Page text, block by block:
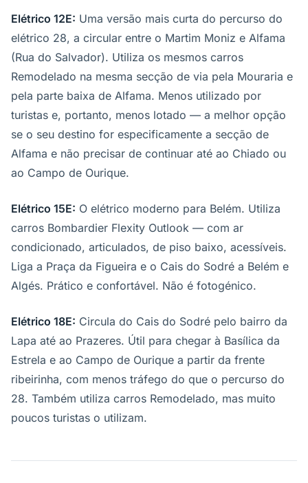
Elétrico 12E: Uma versão mais curta do percurso do
elétrico 28, a circular entre o Martim Moniz e Alfama
(Rua do Salvador). Utiliza os mesmos carros
Remodelado na mesma secção de via pela Mouraria e
pela parte baixa de Alfama. Menos utilizado por
turistas e, portanto, menos lotado — a melhor opção
se o seu destino for especificamente a secção de
Alfama e não precisar de continuar até ao Chiado ou
ao Campo de Ourique.
Elétrico 15E: O elétrico moderno para Belém. Utiliza
carros Bombardier Flexity Outlook — com ar
condicionado, articulados, de piso baixo, acessíveis.
Liga a Praça da Figueira e o Cais do Sodré a Belém e
Algés. Prático e confortável. Não é fotogénico.
Elétrico 18E: Circula do Cais do Sodré pelo bairro da
Lapa até ao Prazeres. Útil para chegar à Basílica da
Estrela e ao Campo de Ourique a partir da frente
ribeirinha, com menos tráfego do que o percurso do
28. Também utiliza carros Remodelado, mas muito
poucos turistas o utilizam.